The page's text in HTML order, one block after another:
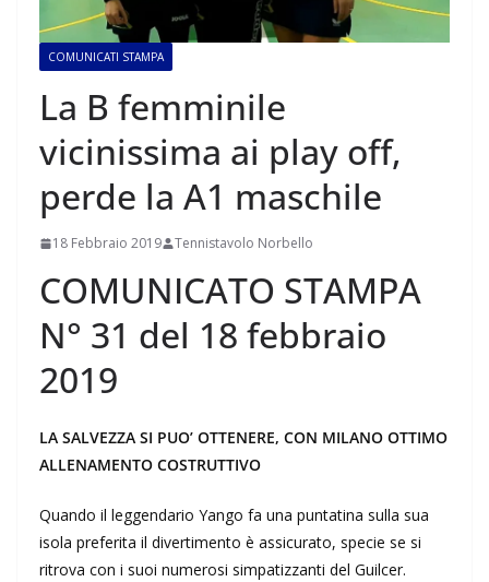
COMUNICATI STAMPA
La B femminile
vicinissima ai play off,
perde la A1 maschile
18 Febbraio 2019 Tennistavolo Norbello
COMUNICATO STAMPA
N° 31 del 18 febbraio
2019
LA SALVEZZA SI PUO’ OTTENERE, CON MILANO OTTIMO
ALLENAMENTO COSTRUTTIVO
Quando il leggendario Yango fa una puntatina sulla sua
isola preferita il divertimento è assicurato, specie se si
ritrova con i suoi numerosi simpatizzanti del Guilcer.